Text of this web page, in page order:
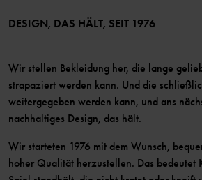
Mitglied werden
DESIGN, DAS HÄLT, SEIT 1976
Wir stellen Bekleidung her, die lange
strapaziert werden kann. Und die
weitergegeben werden kann, und ans
nachhaltiges Design, das hält.
Wir starteten 1976 mit dem Wunsch,
hoher Qualität herzustellen. Das bedeutet